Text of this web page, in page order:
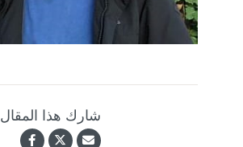
شارك هذا المقال